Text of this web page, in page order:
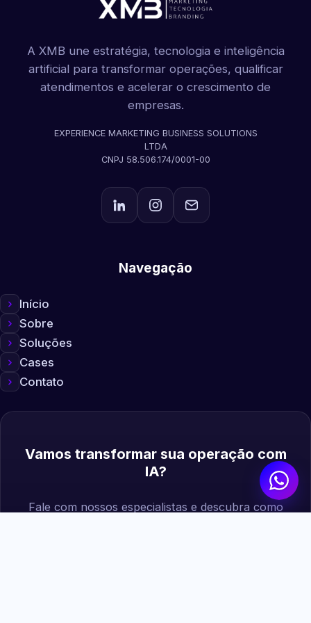
A XMB une estratégia, tecnologia e inteligência
artificial para transformar operações, qualificar
atendimentos e acelerar o crescimento de
empresas.
EXPERIENCE MARKETING BUSINESS SOLUTIONS
LTDA
CNPJ 58.506.174/0001-00
Navegação
Início
Sobre
Soluções
Cases
Contato
Vamos transformar sua operação com
IA?
Fale com nossos especialistas e descubra como